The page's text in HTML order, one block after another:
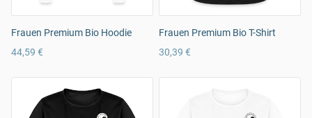
Frauen Premium Bio Hoodie
44,59 €
Frauen Premium Bio T-Shirt
30,39 €